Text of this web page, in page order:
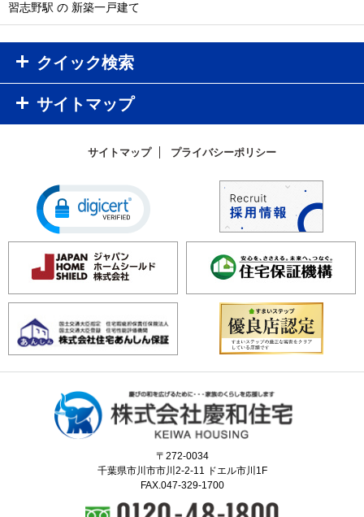
習志野駅 の 新築一戸建て
クイック検索
サイトマップ
サイトマップ プライバシーポリシー
〒272-0034
千葉県市川市市川2-2-11 ドエル市川1F
FAX.047-329-1700